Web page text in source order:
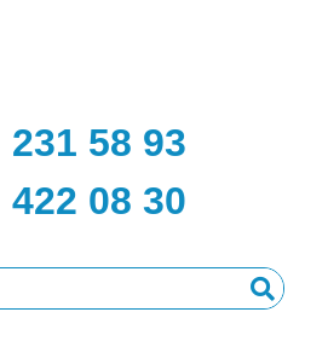
231 58 93
422 08 30